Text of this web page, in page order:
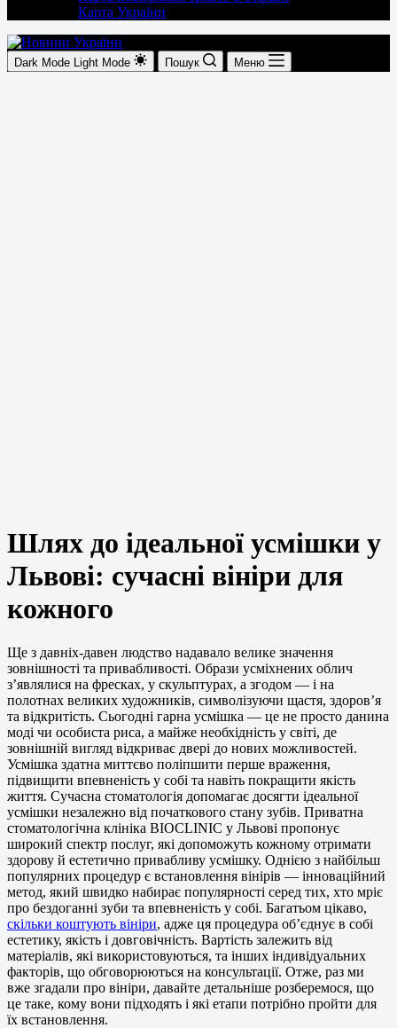
Карта України
Dark Mode Light Mode Пошук Меню
Шлях до ідеальної усмішки у
Львові: сучасні вініри для
кожного
Ще з давніх-давен людство надавало велике значення
зовнішності та привабливості. Образи усміхнених облич
з’являлися на фресках, у скульптурах, а згодом — і на
полотнах великих художників, символізуючи щастя, здоров’я
та відкритість. Сьогодні гарна усмішка — це не просто данина
моді чи особиста риса, а майже необхідність у світі, де
зовнішній вигляд відкриває двері до нових можливостей.
Усмішка здатна миттєво поліпшити перше враження,
підвищити впевненість у собі та навіть покращити якість
життя. Сучасна стоматологія допомагає досягти ідеальної
усмішки незалежно від початкового стану зубів. Приватна
стоматологічна клініка BIOCLINIC у Львові пропонує
широкий спектр послуг, які допоможуть кожному отримати
здорову й естетично привабливу усмішку. Однією з найбільш
популярних процедур є встановлення вінірів — інноваційний
метод, який швидко набирає популярності серед тих, хто мріє
про бездоганні зуби та впевненість у собі. Багатьом цікаво,
скільки коштують вініри, адже ця процедура об’єднує в собі
естетику, якість і довговічність. Вартість залежить від
матеріалів, які використовуються, та інших індивідуальних
факторів, що обговорюються на консультації. Отже, раз ми
вже згадали про вініри, давайте детальніше розберемося, що
це таке, кому вони підходять і які етапи потрібно пройти для
їх встановлення.